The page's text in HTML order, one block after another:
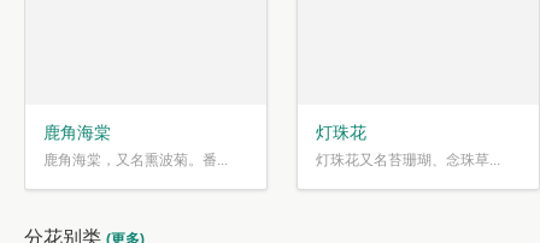
鹿角海棠
鹿角海棠，又名熏波菊。番...
灯珠花
灯珠花又名苔珊瑚、念珠草...
分花别类 (更多)